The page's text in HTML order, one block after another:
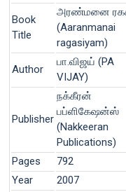
Book
Title
அரண்மனை
(Aaranmanai
ragasiyam)
Author
பா.விஜய் (PA
VIJAY)
Publisher
நக்கீரன்
பப்ளிகேஷன்ஸ்
(Nakkeeran
Publications)
Pages
792
Year
2007